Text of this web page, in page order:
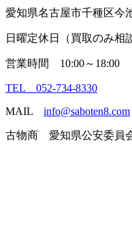
愛知県名古屋市千種区今
日曜定休日（買取のみ相
営業時間 10:00～18:00
TEL 052-734-8330
MAIL info@saboten8.com
古物商 愛知県公安委員